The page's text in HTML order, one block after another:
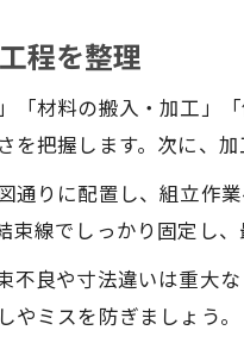
鉄筋工事の
技能士資格で広
鉄筋工事技
鉄筋工事技
鉄筋工事技
鉄筋施行と
鉄筋工事の
程を整理
「材料の搬入・加工」
把握します。次に、
通りに配置し、組立作
線でしっかり固定し
良や寸法違いは重大
ミスを防ぎましょう。